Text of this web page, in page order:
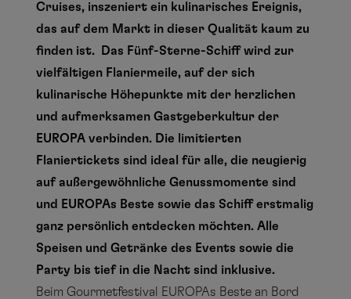
Cruises, inszeniert ein kulinarisches Ereignis,
das auf dem Markt in dieser Qualität kaum zu
finden ist. Das Fünf-Sterne-Schiff wird zur
vielfältigen Flaniermeile, auf der sich
kulinarische Höhepunkte mit der herzlichen
und aufmerksamen Gastgeberkultur der
EUROPA verbinden. Die limitierten
Flaniertickets sind ideal für alle, die neugierig
auf außergewöhnliche Genussmomente sind
und EUROPAs Beste sowie das Schiff erstmalig
ganz persönlich entdecken möchten. Alle
Speisen und Getränke des Events sowie die
Party bis tief in die Nacht sind inklusive.
Beim Gourmetfestival EUROPAs Beste an Bord